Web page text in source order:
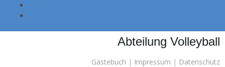
Abteilung Volleyball
Gästebuch | Impressum | Datenschutz